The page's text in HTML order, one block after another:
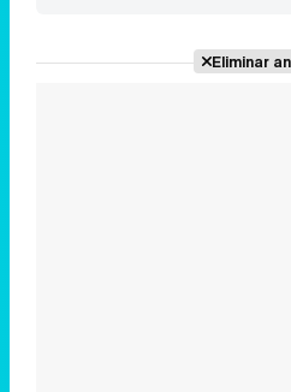
Eliminar